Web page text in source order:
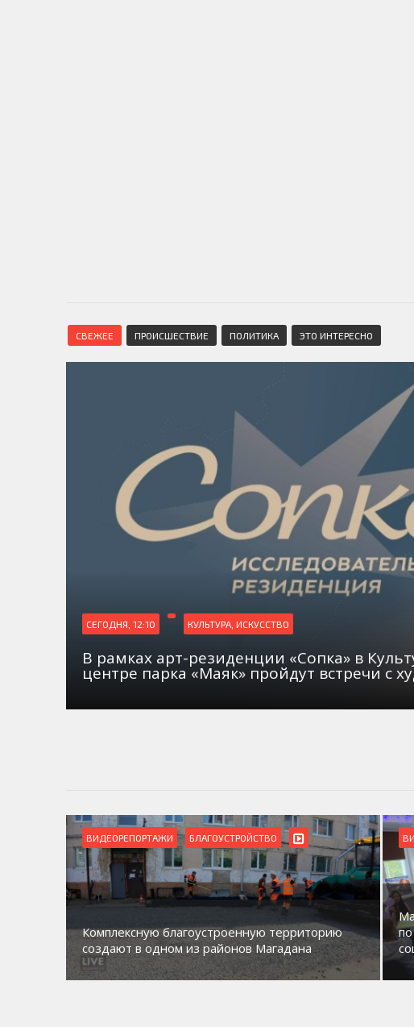
СВЕЖЕЕ ПРОИСШЕСТВИЕ ПОЛИТИКА ЭТО ИНТЕРЕСНО
СЕГОДНЯ, 12:10 КУЛЬТУРА, ИСКУССТВО
В рамках арт-резиденции «Сопка» в
центре парка «Маяк» пройдут встречи с
ВИДЕОРЕПОРТАЖИ БЛАГОУСТРОЙСТВО
Комплексную благоустроенную территорию
создают в одном из районов Магадана